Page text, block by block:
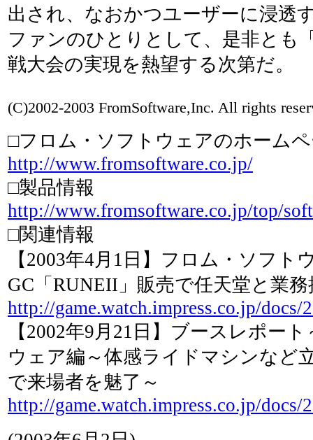
出され、なおかつユーザーに浸透
ファンのひとりとして、是非とも
戦大会の実現を熱望する次第だ。
(C)2002-2003 FromSoftware,Inc. All rights
□フロム・ソフトウェアのホーム
http://www.fromsoftware.co.jp/
□製品情報
http://www.fromsoftware.co.jp/top/
□関連情報
【2003年4月1日】フロム・ソフト
GC「RUNEII」販売で任天堂と業務
http://game.watch.impress.co.jp/docs/
【2002年9月21日】ブースレポー
ウェア編～体感ライドマシンなど
で来場者を魅了～
http://game.watch.impress.co.jp/docs/